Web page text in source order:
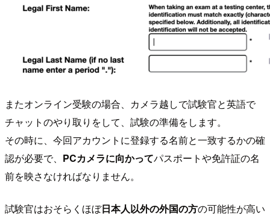
またオンライン受験の場合、カメラ越しで試験官と英語で
チャットのやり取りをして、試験の準備をします。
その時に、今回アカウントに登録する名前と一致するかの確
認が必要で、 PCカメラに向かってパスポートや免許証の名
前を映さなければなりません。
試験官はおそらくほぼ日本人以外の外国の方の可能性が高い